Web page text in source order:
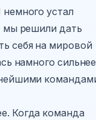
устал
мы решили дать
себя на мировой
намного
Когда команда